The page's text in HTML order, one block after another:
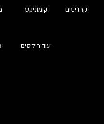
קומוניקט קרדיטים
עוד ריליסים